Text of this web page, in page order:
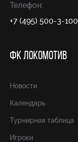
Телефон:
+7 (495) 500-3-100
ФК ЛОКОМОТИВ
Новости
Календарь
Турнирная таблица
Игроки